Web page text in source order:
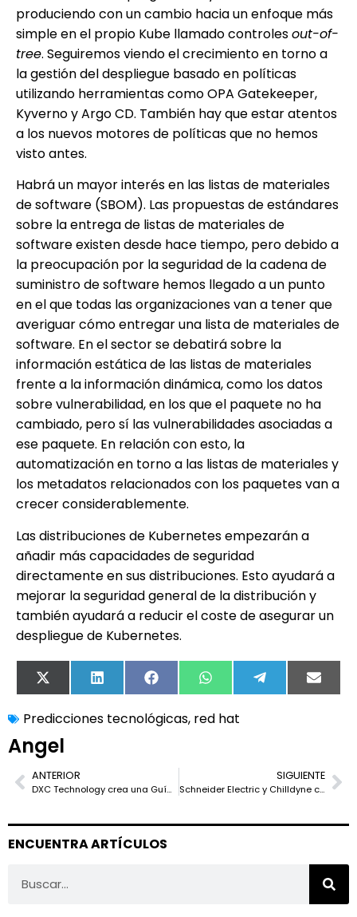
produciendo con un cambio hacia un enfoque más
simple en el propio Kube llamado controlesout-of-
tree. Seguiremos viendo el crecimiento en torno a
la gestión del despliegue basado en políticas
utilizando herramientas como OPA Gatekeeper,
Kyverno y Argo CD. También hay que estar atentos
a los nuevos motores de políticas que no hemos
visto antes.
Habrá un mayor interés en las listas de materiales
de software (SBOM). Las propuestas de estándares
sobre la entrega de listas de materiales de
software existen desde hace tiempo, pero debido a
la preocupación por la seguridad de la cadena de
suministro de software hemos llegado a un punto
en el que todas las organizaciones van a tener que
averiguar cómo entregar una lista de materiales de
software. En el sector se debatirá sobre la
información estática de las listas de materiales
frente a la información dinámica, como los datos
sobre vulnerabilidad, en los que el paquete no ha
cambiado, pero sí las vulnerabilidades asociadas a
ese paquete. En relación con esto, la
automatización en torno a las listas de materiales y
los metadatos relacionados con los paquetes van a
crecer considerablemente.
Las distribuciones de Kubernetes empezarán a
añadir más capacidades de seguridad
directamente en sus distribuciones. Esto ayudará a
mejorar la seguridad general de la distribución y
también ayudará a reducir el coste de asegurar un
despliegue de Kubernetes.
X
(Twitter)
LinkedIn FacebookWhatsApp TelegramEmail
Predicciones tecnológicas, red hat
Angel
ANTERIOR
DXC Technology crea una Guía de defensa contra el ransomware: Preparados para un ataque
SIGUIENTE
Schneider Electric y Chilldyne colaboran y crean una refrigeración líquida sostenible para centros de datos
ENCUENTRA ARTÍCULOS